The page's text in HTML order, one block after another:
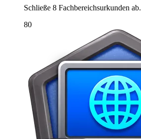
Schließe 8 Fachbereichsurkunden ab.
80